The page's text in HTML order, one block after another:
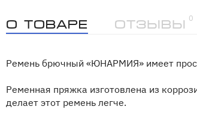
О товаре Отзывы
0
Ремень брючный «ЮНАРМИЯ» имеет
Ременная пряжка изготовлена из
делает этот ремень легче.